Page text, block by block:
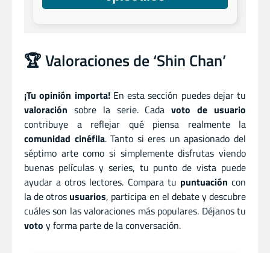
🏆 Valoraciones de ‘Shin Chan’
¡Tu opinión importa!En esta sección puedes dejar tu
valoración sobre la serie. Cadavoto de usuario
contribuye a reflejar qué piensa realmente la
comunidad cinéfila. Tanto si eres un apasionado del
séptimo arte como si simplemente disfrutas viendo
buenas películas y series, tu punto de vista puede
ayudar a otros lectores. Compara tu puntuación con
la de otros usuarios, participa en el debate y descubre
cuáles son las valoraciones más populares. Déjanos tu
voto y forma parte de la conversación.